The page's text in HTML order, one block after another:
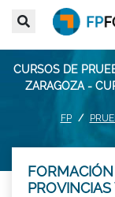
CURSOS DE
ZARAGOZA -
FP